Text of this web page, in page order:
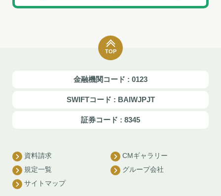
TOP
金融機関コード : 0123
SWIFTコード : BAIWJPJT
証券コード : 8345
資料請求
CMギャラリー
規定一覧
グループ会社
サイトマップ